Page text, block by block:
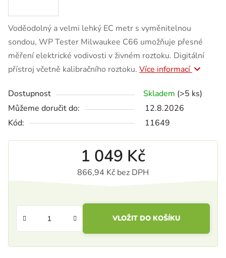
Voděodolný a velmi lehký EC metr s vyměnitelnou
sondou, WP Tester Milwaukee C66 umožňuje přesné
měření elektrické vodivosti v živném roztoku. Digitální
přístroj včetně kalibračního roztoku. Více informací
Dostupnost Skladem (>5 ks)
Můžeme doručit do:
12.8.2026
Kód:
11649
1 049 Kč
866,94 Kč bez DPH
VLOŽIT DO KOŠÍKU